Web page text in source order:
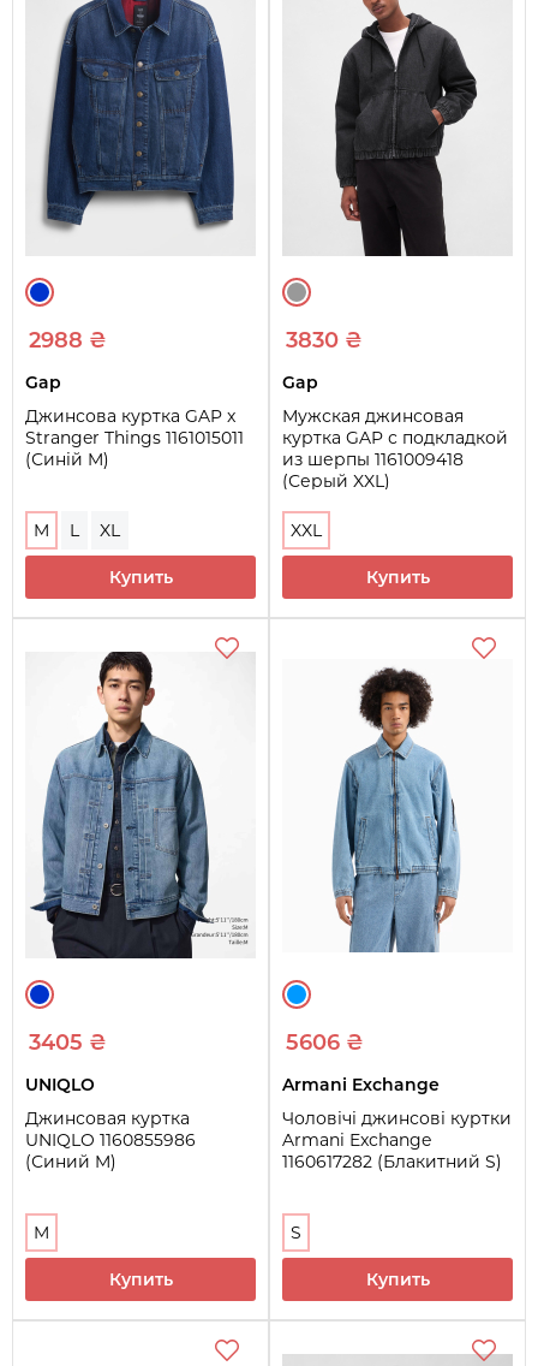
2988 ₴
Gap
Джинсова куртка GAP x
Stranger Things 1161015011
(Синій M)
M L XL
Купить
3830 ₴
Gap
Мужская джинсовая
куртка GAP с подкладкой
из шерпы 1161009418
(Серый XXL)
XXL
Купить
3405 ₴
UNIQLO
Джинсовая куртка
UNIQLO 1160855986
(Синий M)
M
Купить
5606 ₴
Armani Exchange
Чоловічі джинсові куртки
Armani Exchange
1160617282 (Блакитний S)
S
Купить